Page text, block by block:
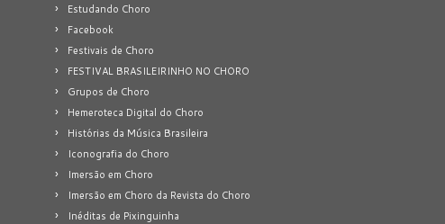
Estudando Choro
Facebook
Festivais de Choro
FESTIVAL BRASILEIRINHO NO CHORO
Grupos de Choro
Hemeroteca Digital do Choro
Histórias da Música Brasileira
Iconografia do Choro
Imersão em Choro
Imersão em Choro da Revista do Choro
Inéditas de Pixinguinha